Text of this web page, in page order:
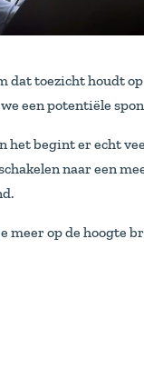
dat toezicht houdt
een potentiële
begint er echt
naar een
meer op de